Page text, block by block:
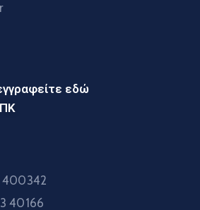
εδώ
ΠΚ
400342
40166